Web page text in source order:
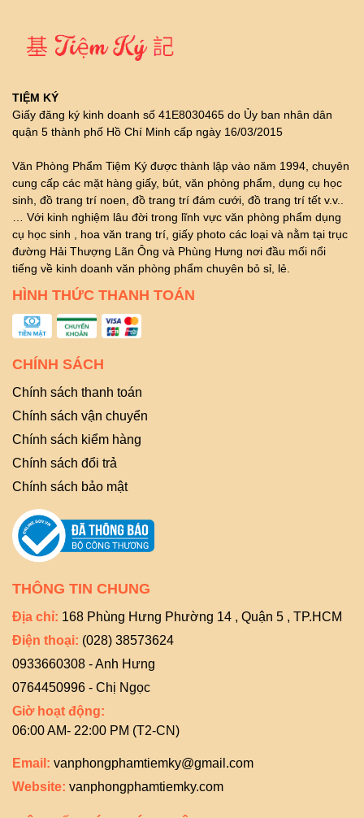
TIỆM KÝ
Giấy đăng ký kinh doanh số 41E8030465 do Ủy ban nhân dân
quận 5 thành phố Hồ Chí Minh cấp ngày 16/03/2015
Văn Phòng Phẩm Tiệm Ký được thành lập vào năm 1994, chuyên
cung cấp các mặt hàng giấy, bút, văn phòng phẩm, dụng cụ học
sinh, đồ trang trí noen, đồ trang trí đám cưới, đồ trang trí tết v.v..
… Với kinh nghiệm lâu đời trong lĩnh vực văn phòng phẩm dụng
cụ học sinh , hoa văn trang trí, giấy photo các loại và nằm tại trục
đường Hải Thượng Lãn Ông và Phùng Hưng nơi đầu mối nổi
tiếng về kinh doanh văn phòng phẩm chuyên bỏ sỉ, lẻ.
HÌNH THỨC THANH TOÁN
CHÍNH SÁCH
Chính sách thanh toán
Chính sách vận chuyển
Chính sách kiểm hàng
Chính sách đổi trả
Chính sách bảo mật
THÔNG TIN CHUNG
Địa chỉ: 168 Phùng Hưng Phường 14 , Quận 5 , TP.HCM
Điện thoại: (028) 38573624
0933660308 - Anh Hưng
0764450996 - Chị Ngọc
Giờ hoạt động:
06:00 AM- 22:00 PM (T2-CN)
Email: vanphongphamtiemky@gmail.com
Website: vanphongphamtiemky.com